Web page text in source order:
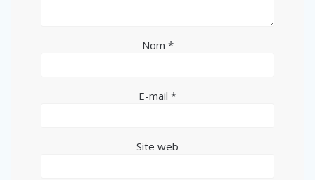
Nom *
E-mail *
Site web